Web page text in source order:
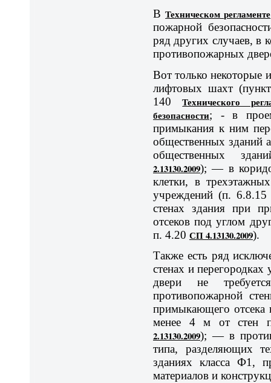
ВТехническом регламенте
пожарной
ряд других случаев, в
противопожарных
Вот только некоторые
лифтовых шахт
140Технического
безопасности; - в
примыкания к ним
общественных зданий
общественных
2.13130.2009); — в
клетки, в
учреждений (п.
стенах здания при
отсеков под углом
п. 4.20СП 4.13130.2009).
Также есть ряд
стенах и перегородках
двери не
противопожарной
примыкающего отсека
менее 4 м от стен
2.13130.2009); — в
типа, разделяющих
зданиях класса Ф1,
материалов и